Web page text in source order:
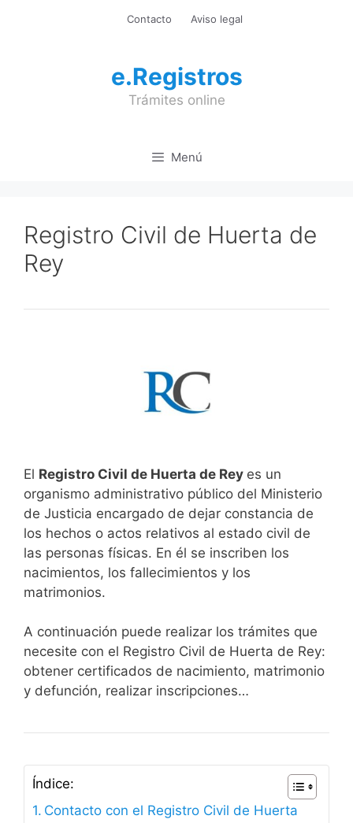
Contacto Aviso legal
e.Registros
Trámites online
Menú
Registro Civil de Huerta de
Rey
El Registro Civil de Huerta de Rey es un
organismo administrativo público del Ministerio
de Justicia encargado de dejar constancia de
los hechos o actos relativos al estado civil de
las personas físicas. En él se inscriben los
nacimientos, los fallecimientos y los
matrimonios.
A continuación puede realizar los trámites que
necesite con el Registro Civil de Huerta de Rey:
obtener certificados de nacimiento, matrimonio
y defunción, realizar inscripciones…
Índice:
Contacto con el Registro Civil de Huerta